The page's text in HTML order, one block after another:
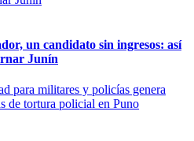
un candidato sin ingresos: así
Junín